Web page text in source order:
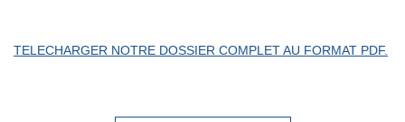
TELECHARGER NOTRE DOSSIER COMPLET AU FORMAT PDF.